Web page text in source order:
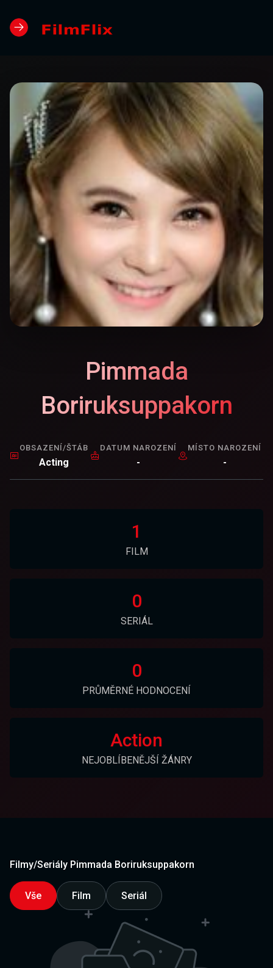
Pimmada
Boriruksuppakorn
OBSAZENÍ/ŠTÁB
Acting
DATUM NAROZENÍ
-
MÍSTO NAROZENÍ
-
1
FILM
0
SERIÁL
0
PRŮMĚRNÉ HODNOCENÍ
Action
NEJOBLÍBENĚJŠÍ ŽÁNRY
Filmy/Seriály Pimmada Boriruksuppakorn
Vše Film Seriál